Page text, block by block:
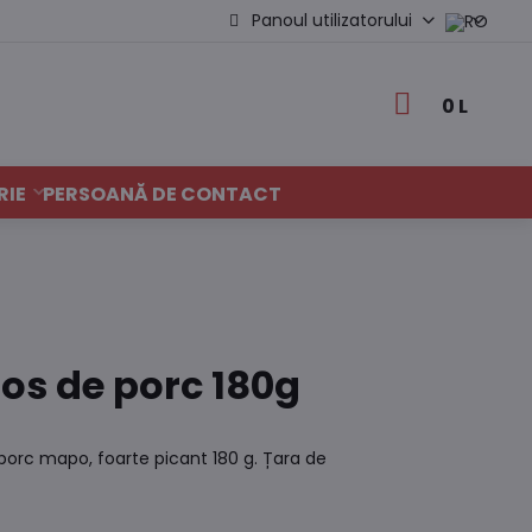
Panoul utilizatorului
0 L
PERSOANĂ DE CONTACT
de porc 180g
mapo, foarte picant 180 g. Țara de